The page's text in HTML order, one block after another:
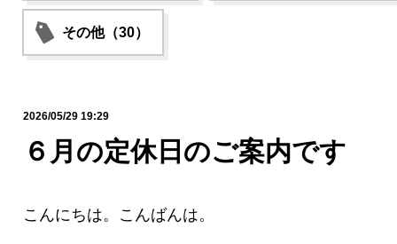
その他（30）
2026/05/29 19:29
６月の定休日のご案内です
こんにちは。こんばんは。